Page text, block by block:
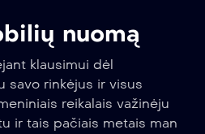
nuomą
klausimui dėl
savo rinkėjus ir visus
reikalais važinėju
ir tais pačiais metais man